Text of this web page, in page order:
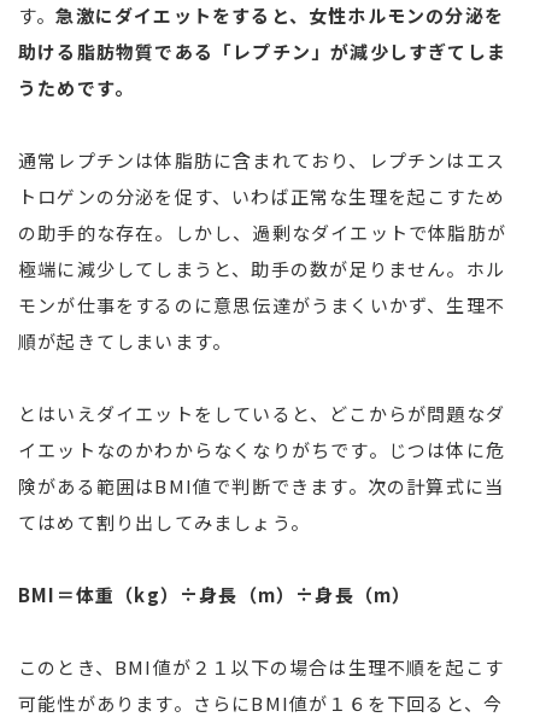
す。急激にダイエットをすると、女性ホルモンの分泌を
助ける脂肪物質である「レプチン」が減少しすぎてしま
うためです。
通常レプチンは体脂肪に含まれており、レプチンはエス
トロゲンの分泌を促す、いわば正常な生理を起こすため
の助手的な存在。しかし、過剰なダイエットで体脂肪が
極端に減少してしまうと、助手の数が足りません。ホル
モンが仕事をするのに意思伝達がうまくいかず、生理不
順が起きてしまいます。
とはいえダイエットをしていると、どこからが問題なダ
イエットなのかわからなくなりがちです。じつは体に危
険がある範囲はBMI値で判断できます。次の計算式に当
てはめて割り出してみましょう。
BMI＝体重（kg）÷身長（m）÷身長（m）
このとき、BMI値が２１以下の場合は生理不順を起こす
可能性があります。さらにBMI値が１６を下回ると、今